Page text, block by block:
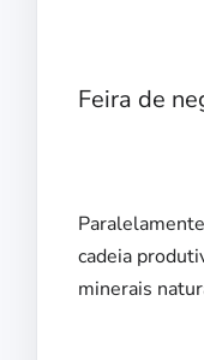
Feira de
cadeia
minerais